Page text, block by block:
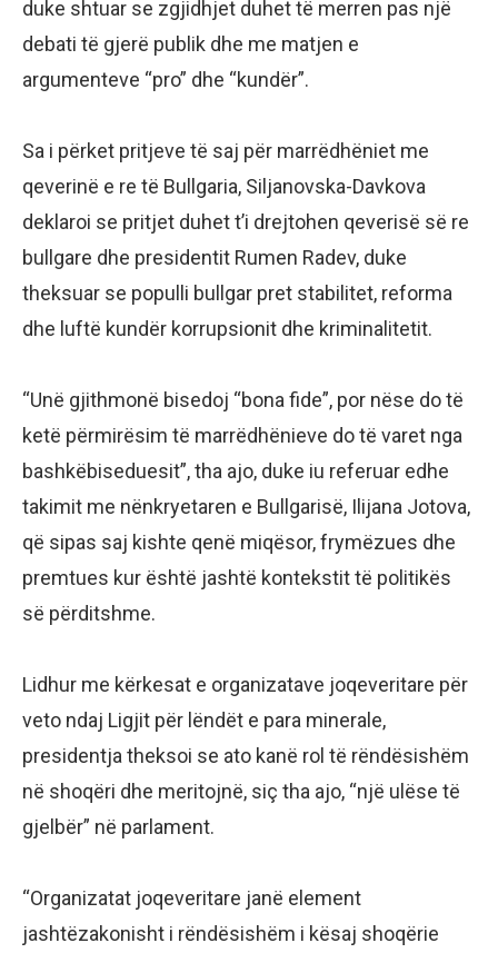
duke shtuar se zgjidhjet duhet të merren pas një
debati të gjerë publik dhe me matjen e
argumenteve “pro” dhe “kundër”.
Sa i përket pritjeve të saj për marrëdhëniet me
qeverinë e re të Bullgaria, Siljanovska-Davkova
deklaroi se pritjet duhet t’i drejtohen qeverisë së re
bullgare dhe presidentit Rumen Radev, duke
theksuar se populli bullgar pret stabilitet, reforma
dhe luftë kundër korrupsionit dhe kriminalitetit.
“Unë gjithmonë bisedoj “bona fide”, por nëse do të
ketë përmirësim të marrëdhënieve do të varet nga
bashkëbiseduesit”, tha ajo, duke iu referuar edhe
takimit me nënkryetaren e Bullgarisë, Ilijana Jotova,
që sipas saj kishte qenë miqësor, frymëzues dhe
premtues kur është jashtë kontekstit të politikës
së përditshme.
Lidhur me kërkesat e organizatave joqeveritare për
veto ndaj Ligjit për lëndët e para minerale,
presidentja theksoi se ato kanë rol të rëndësishëm
në shoqëri dhe meritojnë, siç tha ajo, “një ulëse të
gjelbër” në parlament.
“Organizatat joqeveritare janë element
jashtëzakonisht i rëndësishëm i kësaj shoqërie